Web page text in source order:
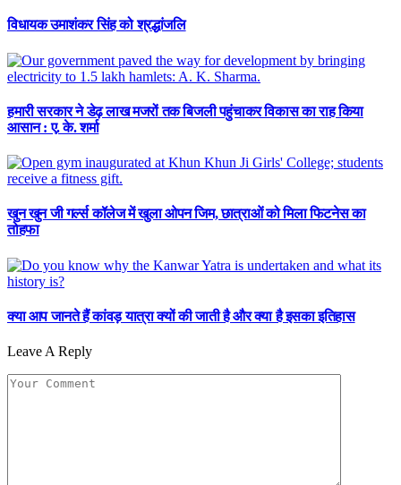
विधायक उमाशंकर सिंह को श्रद्धांजलि
हमारी सरकार ने डेढ़ लाख मजरों तक बिजली पहुंचाकर विकास का राह किया
आसान : ए. के. शर्मा
खुन खुन जी गर्ल्स कॉलेज में खुला ओपन जिम, छात्राओं को मिला फिटनेस का
तोहफा
क्या आप जानते हैं कांवड़ यात्रा क्यों की जाती है और क्या है इसका इतिहास
Leave A Reply